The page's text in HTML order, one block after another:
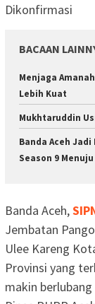
Dikonfirmasi
BACAAN
Menjaga
Lebih Kuat
Mukhtaruddin
Banda Aceh
Season 9
Banda Aceh,
Jembatan
Ulee Kareng
Provinsi yang
makin